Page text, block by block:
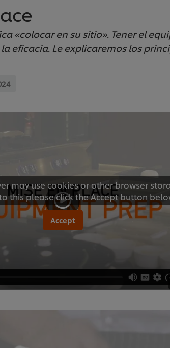
«colocar en su sitio». Tener el
eficacia. Le explicaremos los
may use cookies or other browser
this please click the Accept button
Accept